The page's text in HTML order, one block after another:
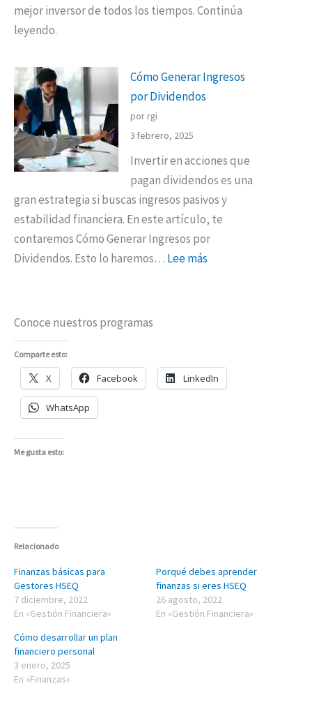
mejor inversor de todos los tiempos. Continúa
leyendo.
Cómo Generar Ingresos
por Dividendos
por rgi
3 febrero, 2025
Invertir en acciones que
pagan dividendos es una
gran estrategia si buscas ingresos pasivos y
estabilidad financiera. En este artículo, te
contaremos Cómo Generar Ingresos por
Dividendos. Esto lo haremos… Lee más
Conoce nuestros programas
Comparte esto:
X Facebook LinkedIn
WhatsApp
Me gusta esto:
Relacionado
Finanzas básicas para
Gestores HSEQ
7 diciembre, 2022
En «Gestión Financiera»
Porqué debes aprender
finanzas si eres HSEQ
26 agosto, 2022
En «Gestión Financiera»
Cómo desarrollar un plan
financiero personal
3 enero, 2025
En «Finanzas»